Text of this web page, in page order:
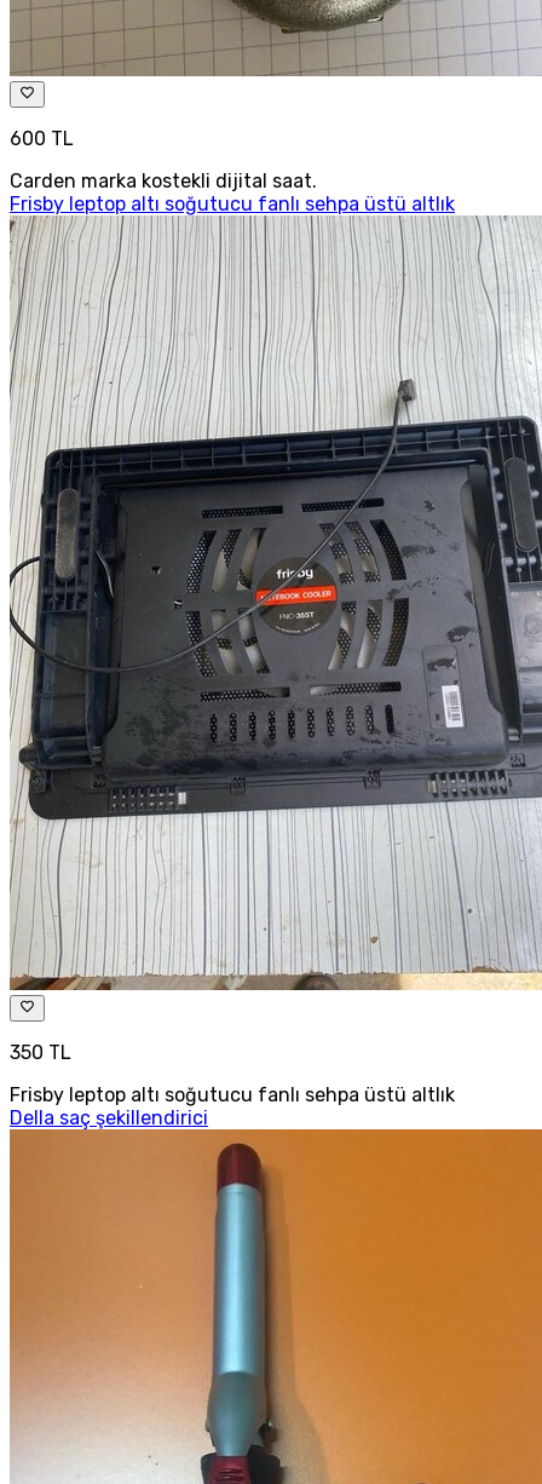
600 TL
Carden marka kostekli dijital saat.
Frisby leptop altı soğutucu fanlı sehpa üstü altlık
350 TL
Frisby leptop altı soğutucu fanlı sehpa üstü altlık
Della saç şekillendirici